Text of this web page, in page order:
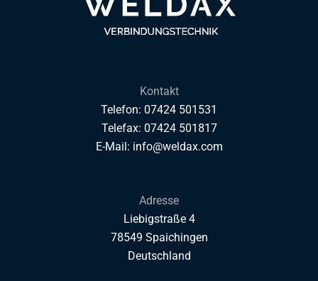
Kontakt
Telefon: 07424 501531
Telefax: 07424 501817
E-Mail: info@weldax.com
Adresse
Liebigstraße 4
78549 Spaichingen
Deutschland